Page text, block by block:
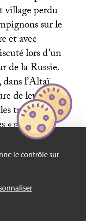
le contrôle sur
village perdu
sur le
et avec
lors d’un
de la Russie.
l’Altaï,
de leur usine,
travailleurs
«gens du
la non
travail ainsi
des
nous ne